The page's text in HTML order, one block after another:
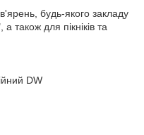
будь-якого закладу
для пікніків та
DW